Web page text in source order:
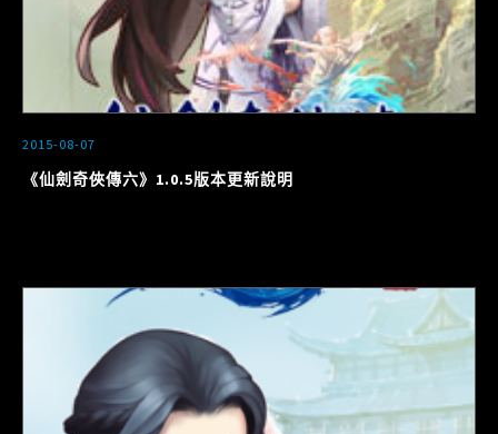
2015-08-07
《仙劍奇俠傳六》1.0.5版本更新說明